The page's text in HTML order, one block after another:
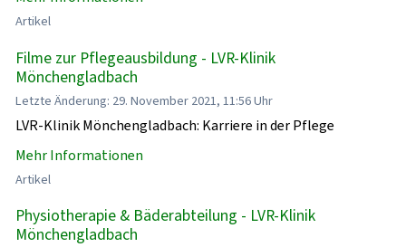
Artikel
Filme zur Pflegeausbildung - LVR-Klinik
Mönchengladbach
Letzte Änderung: 29. November 2021, 11:56 Uhr
LVR-Klinik Mönchengladbach: Karriere in der Pflege
Mehr Informationen
Artikel
Physiotherapie & Bäderabteilung - LVR-Klinik
Mönchengladbach